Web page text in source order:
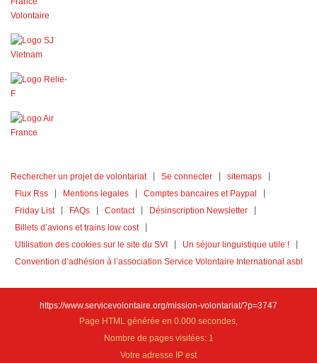
Rechercher un projet de volontariat Se connecter
sitemaps
Flux Rss
Mentions legales
Comptes bancaires et Paypal
Friday List
FAQs Contact
Désinscription Newsletter
Billets d’avions et trains low cost
Utilisation des cookies sur le site du SVI
Un séjour linguistique utile !
Convention d’adhésion à l’association Service Volontaire International asbl
https://www.servicevolontaire.org/mission-volontariat/?p=3747
Page HTML générée en 0.000 secondes,
Nombre de pages visitées: 1
Votre adresse IP est